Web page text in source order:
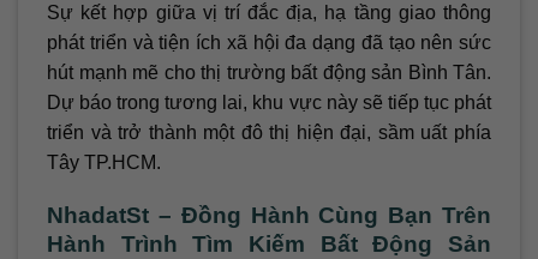
Sự kết hợp giữa vị trí đắc địa, hạ tầng giao thông
phát triển và tiện ích xã hội đa dạng đã tạo nên sức
hút mạnh mẽ cho thị trường bất động sản Bình Tân.
Dự báo trong tương lai, khu vực này sẽ tiếp tục phát
triển và trở thành một đô thị hiện đại, sầm uất phía
Tây TP.HCM.
NhadatSt – Đồng Hành Cùng Bạn Trên
Hành Trình Tìm Kiếm Bất Động Sản